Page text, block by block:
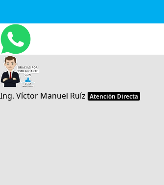
Ing. Víctor Manuel Ruíz Atención Directa